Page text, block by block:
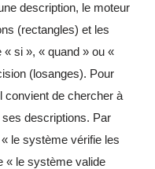
description, le moteur
(rectangles) et les
si », « quand » ou «
(losanges). Pour
convient de chercher à
descriptions. Par
le système vérifie les
« le système valide